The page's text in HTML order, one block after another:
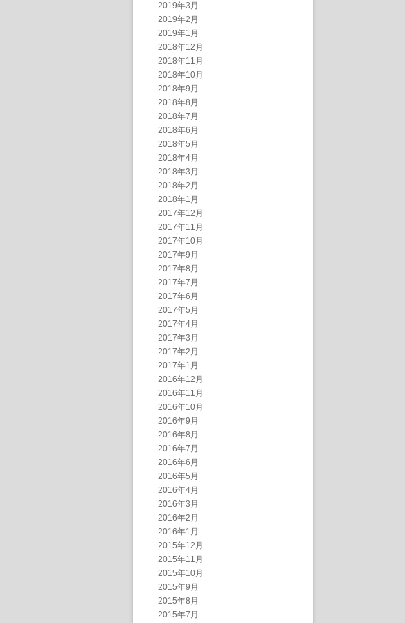
2019年3月
2019年2月
2019年1月
2018年12月
2018年11月
2018年10月
2018年9月
2018年8月
2018年7月
2018年6月
2018年5月
2018年4月
2018年3月
2018年2月
2018年1月
2017年12月
2017年11月
2017年10月
2017年9月
2017年8月
2017年7月
2017年6月
2017年5月
2017年4月
2017年3月
2017年2月
2017年1月
2016年12月
2016年11月
2016年10月
2016年9月
2016年8月
2016年7月
2016年6月
2016年5月
2016年4月
2016年3月
2016年2月
2016年1月
2015年12月
2015年11月
2015年10月
2015年9月
2015年8月
2015年7月